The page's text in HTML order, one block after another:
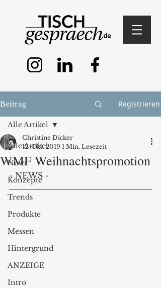
Beitrag Registrieren
Alle Artikel
News
Konzepte
Trends
Produkte
Messen
Hintergrund
ANZEIGE
Intro
Alle Artikel
WMF Weihnachtspromotion
Christine Dicker
12. Okt. 2019 1 Min. Lesezeit
- NEWS -